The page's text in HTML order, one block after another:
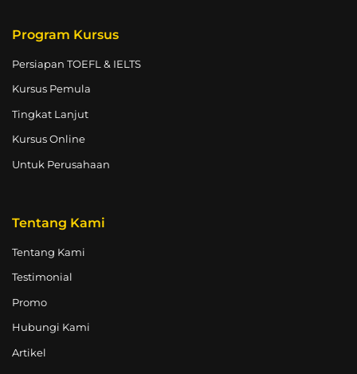
Program Kursus
Persiapan TOEFL & IELTS
Kursus Pemula
Tingkat Lanjut
Kursus Online
Untuk Perusahaan
Tentang Kami
Tentang Kami
Testimonial
Promo
Hubungi Kami
Artikel